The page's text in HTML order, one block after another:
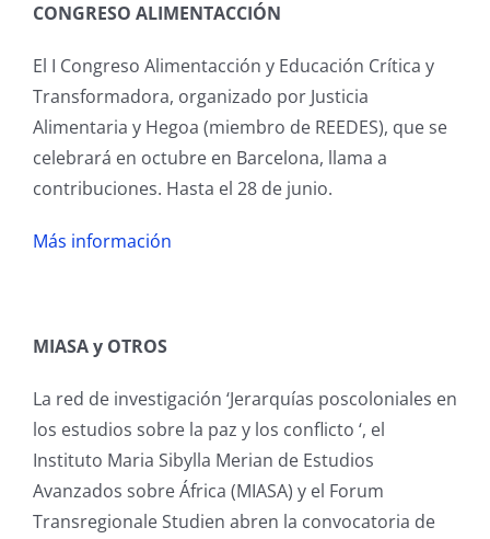
Acta Fundacional
Grupos de investigación
GI- América Latina: relaciones internacionales
y políticas de desarrollo
Cooperación Española
Histórico de grupos de investigación
Actividades
Incidencia
Oferta de Posgrados en Estudios del Desarrollo
Premio REEDES al Mejor Trabajo de Fin de
Máster
Cursos
Entrevistas
Webinarios
Participación en redes y plataformas
Memorias de actividades
Planes de trabajo
Presupuestos e informes económicos
Memorias CIED
Encuesta bienal a instituciones socias
CONGRESO ALIMENTACCIÓN
El I Congreso Alimentacción y Educación Crítica y
Transformadora, organizado por Justicia
Alimentaria y Hegoa (miembro de REEDES), que se
celebrará en octubre en Barcelona, llama a
contribuciones. Hasta el 28 de junio.
Más información
MIASA y OTROS
La red de investigación ‘Jerarquías poscoloniales en
los estudios sobre la paz y los conflicto ‘, el
Instituto Maria Sibylla Merian de Estudios
Avanzados sobre África (MIASA) y el Forum
Transregionale Studien abren la convocatoria de